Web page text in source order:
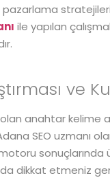
ile yapılan
ve
anahtar kelime
SEO uzmanı
sonuçlarında
dikkat etmeniz